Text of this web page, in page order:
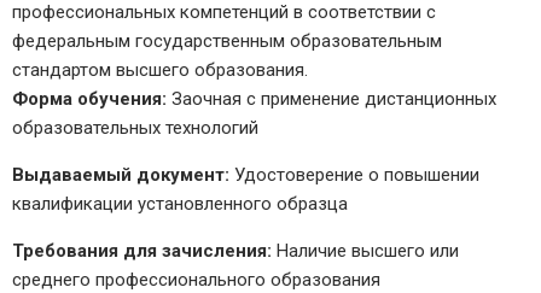
профессиональных компетенций в соответствии с
федеральным государственным образовательным
стандартом высшего образования.
Форма обучения: Заочная с применение дистанционных
образовательных технологий
Выдаваемый документ: Удостоверение о повышении
квалификации установленного образца
Требования для зачисления: Наличие высшего или
среднего профессионального образования